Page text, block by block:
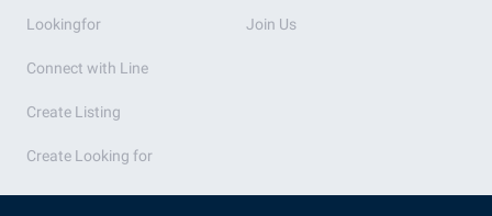
Lookingfor
Connect with Line
Create Listing
Create Looking for
Join Us